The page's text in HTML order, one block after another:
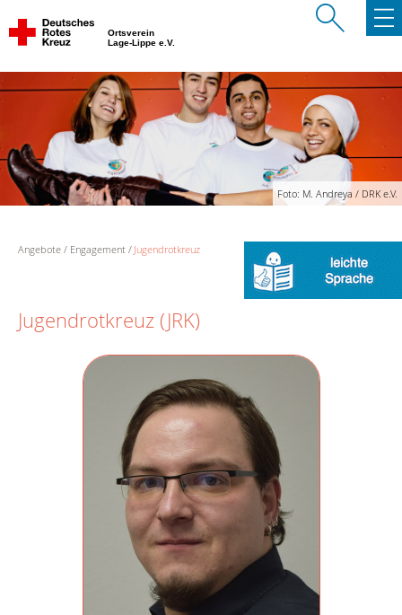
Ortsverein
Lage-Lippe e.V.
Foto: M. Andreya / DRK e.V.
Angebote Engagement Jugendrotkreuz
Jugendrotkreuz (JRK)